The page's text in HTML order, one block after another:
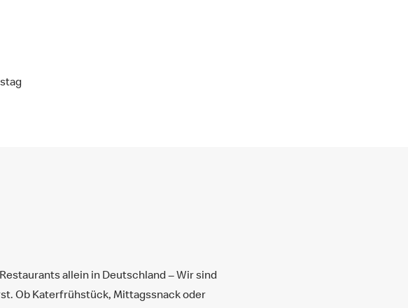
allein in Deutschland ‒ Wir sind
Ob Katerfrühstück, Mittagssnack oder